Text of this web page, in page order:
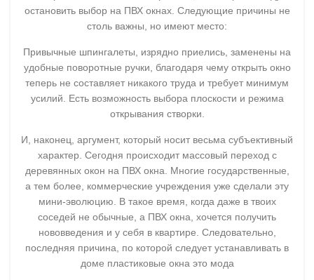
остановить выбор на ПВХ окнах. Следующие причины не
столь важны, но имеют место:
Привычные шпингалеты, изрядно приелись, заменены на
удобные поворотные ручки, благодаря чему открыть окно
теперь не составляет никакого труда и требует минимум
усилий. Есть возможность выбора плоскости и режима
открывания створки.
И, наконец, аргумент, который носит весьма субъективный
характер. Сегодня происходит массовый переход с
деревянных окон на ПВХ окна. Многие государственные,
а тем более, коммерческие учреждения уже сделали эту
мини-эволюцию. В такое время, когда даже в твоих
соседей не обычные, а ПВХ окна, хочется получить
нововведения и у себя в квартире. Следовательно,
последняя причина, по которой следует устанавливать в
доме пластиковые окна это мода